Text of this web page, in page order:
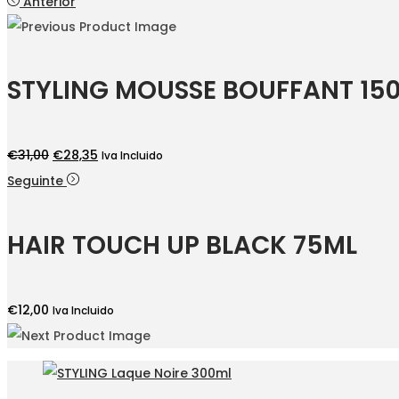
STYLING MOUSSE BOUFFANT
€31,00 O
preço
€31,00.
€28,35 O
€28,35.
Iva Incluido
Seguinte
HAIR TOUCH UP BLACK 75ML
€12,00 Iva Incluido